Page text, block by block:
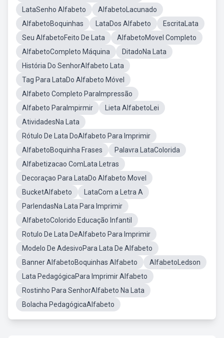
LataSenho Alfabeto
AlfabetoLacunado
AlfabetoBoquinhas
LataDos Alfabeto
EscritaLata
Seu AlfabetoFeito De Lata
AlfabetoMovel Completo
AlfabetoCompleto Máquina
DitadoNa Lata
História Do SenhorAlfabeto Lata
Tag Para LataDo Alfabeto Móvel
Alfabeto Completo ParaImpressão
Alfabeto ParaImpirmir
Lieta AlfabetoLei
AtividadesNa Lata
Rótulo De Lata DoAlfabeto Para Imprimir
AlfabetoBoquinha Frases
Palavra LataColorida
Alfabetizacao ComLata Letras
Decoraçao Para LataDo Alfabeto Movel
BucketAlfabeto
LataCom a Letra A
ParlendasNa Lata Para Imprimir
AlfabetoColorido Educação Infantil
Rotulo De Lata DeAlfabeto Para Imprimir
Modelo De AdesivoPara Lata De Alfabeto
Banner AlfabetoBoquinhas Alfabeto
AlfabetoLedson
Lata PedagógicaPara Imprimir Alfabeto
Rostinho Para SenhorAlfabeto Na Lata
Bolacha PedagógicaAlfabeto